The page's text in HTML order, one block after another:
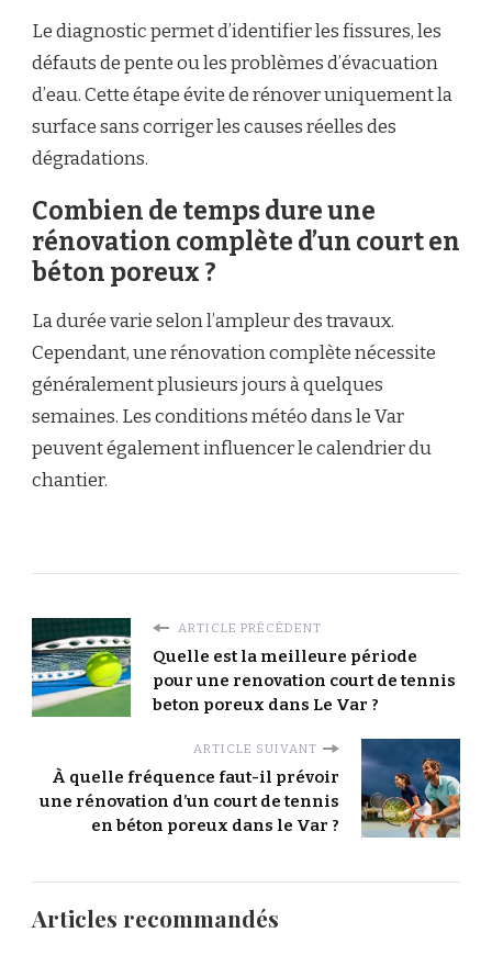
Le diagnostic permet d’identifier les fissures, les
défauts de pente ou les problèmes d’évacuation
d’eau. Cette étape évite de rénover uniquement la
surface sans corriger les causes réelles des
dégradations.
Combien de temps dure une
rénovation complète d’un court en
béton poreux ?
La durée varie selon l’ampleur des travaux.
Cependant, une rénovation complète nécessite
généralement plusieurs jours à quelques
semaines. Les conditions météo dans le Var
peuvent également influencer le calendrier du
chantier.
ARTICLE PRÉCÉDENT
Quelle est la meilleure période
pour une renovation court de tennis
beton poreux dans Le Var ?
ARTICLE SUIVANT
À quelle fréquence faut-il prévoir
une rénovation d’un court de tennis
en béton poreux dans le Var ?
Articles recommandés